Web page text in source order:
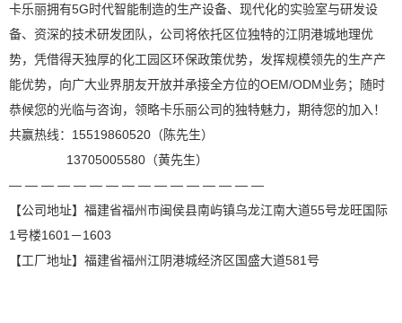
卡乐丽拥有5G时代智能制造的生产设备、现代化的实验室与研发设
备、资深的技术研发团队，公司将依托区位独特的江阴港城地理优
势，凭借得天独厚的化工园区环保政策优势，发挥规模领先的生产产
能优势，向广大业界朋友开放并承接全方位的OEM/ODM业务；随时
恭候您的光临与咨询，领略卡乐丽公司的独特魅力，期待您的加入！
共赢热线：15519860520（陈先生）
13705005580（黄先生）
— — — — — — — — — — — — — — — —
【公司地址】福建省福州市闽侯县南屿镇乌龙江南大道55号龙旺国际
1号楼1601－1603
【工厂地址】福建省福州江阴港城经济区国盛大道581号